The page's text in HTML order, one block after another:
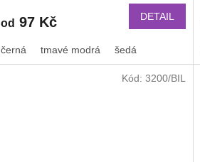
nylonový 2211
od 97 Kč DETAIL
černá tmavé modrá šedá
Kód: 3200/BIL